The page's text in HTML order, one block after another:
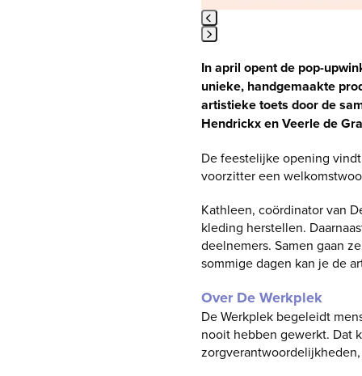
escape
to
go
to
first
slide
In april opent de pop-
unieke, handgemaakte
artistieke toets door de
Hendrickx en Veerle de
De feestelijke opening
voorzitter een
Kathleen, coördinator van
kleding herstellen.
deelnemers. Samen gaan
sommige dagen kan je de
Over De Werkplek
De Werkplek begeleidt
nooit hebben gewerkt. Dat